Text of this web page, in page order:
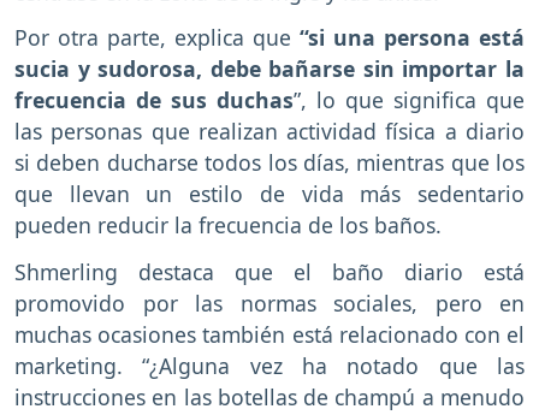
Por otra parte, explica que “si una persona está
sucia y sudorosa, debe bañarse sin importar la
frecuencia de sus duchas”, lo que significa que
las personas que realizan actividad física a diario
si deben ducharse todos los días, mientras que los
que llevan un estilo de vida más sedentario
pueden reducir la frecuencia de los baños.
Shmerling destaca que el baño diario está
promovido por las normas sociales, pero en
muchas ocasiones también está relacionado con el
marketing. “¿Alguna vez ha notado que las
instrucciones en las botellas de champú a menudo